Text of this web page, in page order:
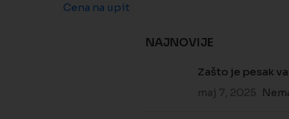
Cena na upit
NAJNOVIJE
Zašto je pesak
maj 7, 2025